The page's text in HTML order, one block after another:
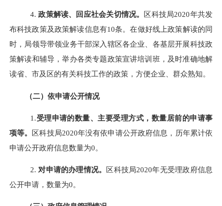
4.政策解读、回应社会关切情况。 区科技局2020年共发
布科技政策及政策解读信息有10条。在做好线上政策解读的同
时，局领导带领业务干部深入辖区各企业、各基层开展科技政
策解读和辅导，举办各类专题政策宣讲培训班，及时准确地解
读省、市及区的有关科技工作的政策，方便企业、群众熟知。
（二）依申请公开情况
1 .受理申请的数量、主要受理方式，数量居前的申请事
项等。 区科技局2020年没有依申请公开政府信息，历年累计依
申请公开政府信息数量为0。
2. 对申请的办理情况。 区科技局2020年无受理政府信息
公开申请，数量为0。